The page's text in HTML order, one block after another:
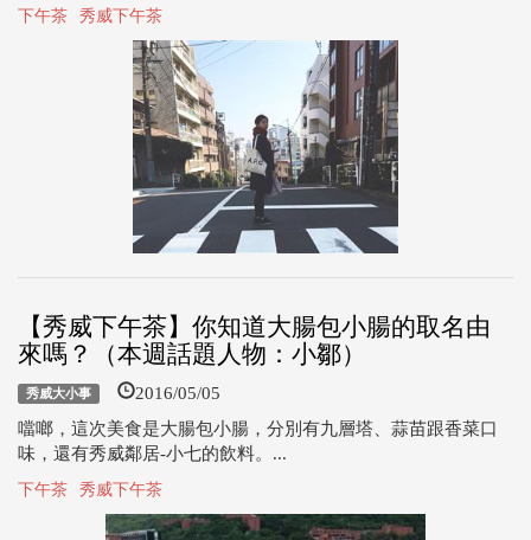
下午茶 秀威下午茶
【秀威下午茶】你知道大腸包小腸的取名由
來嗎？（本週話題人物：小鄒）
秀威大小事 2016/05/05
噹啷，這次美食是大腸包小腸，分別有九層塔、蒜苗跟香菜口
味，還有秀威鄰居-小七的飲料。...
下午茶 秀威下午茶